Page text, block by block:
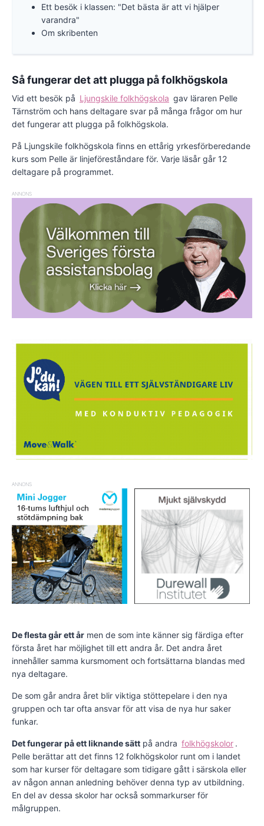
Ett besök i klassen: "Det bästa är att vi hjälper
varandra"
Om skribenten
Så fungerar det att plugga på folkhögskola
Vid ett besök på Ljungskile folkhögskola gav läraren Pelle
Tärnström och hans deltagare svar på många frågor om hur
det fungerar att plugga på folkhögskola.
På Ljungskile folkhögskola finns en ettårig yrkesförberedande
kurs som Pelle är linjeföreståndare för. Varje läsår går 12
deltagare på programmet.
ANNONS
ANNONS
De flesta går ett år men de som inte känner sig färdiga efter
första året har möjlighet till ett andra år. Det andra året
innehåller samma kursmoment och fortsättarna blandas med
nya deltagare.
De som går andra året blir viktiga stöttepelare i den nya
gruppen och tar ofta ansvar för att visa de nya hur saker
funkar.
Det fungerar på ett liknande sätt på andra folkhögskolor .
Pelle berättar att det finns 12 folkhögskolor runt om i landet
som har kurser för deltagare som tidigare gått i särskola eller
av någon annan anledning behöver denna typ av utbildning.
En del av dessa skolor har också sommarkurser för
målgruppen.